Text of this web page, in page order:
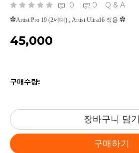
0 0 Q & A
✿Artist Pro 19 (2세대) , Artist Ultra16 적용 ✿
₩45,000
구매수량:
장바구니 담기
구매하기